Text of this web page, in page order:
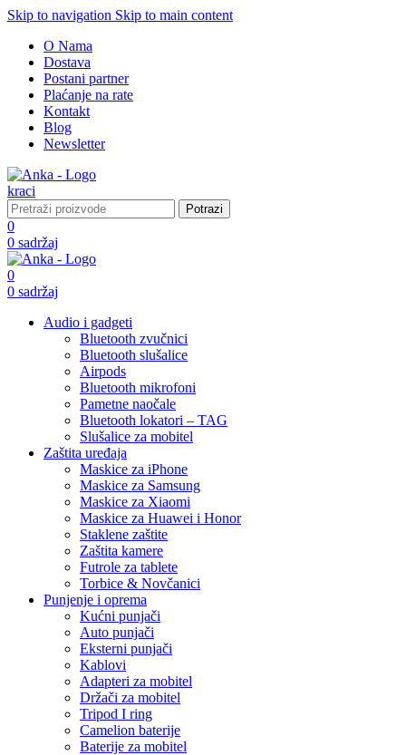
Skip to navigation Skip to main content
O Nama
Dostava
Postani partner
Plaćanje na rate
Kontakt
Blog
Newsletter
Potrazi
0
0 sadržaj
0
0 sadržaj
Audio i gadgeti
Bluetooth zvučnici
Bluetooth slušalice
Airpods
Bluetooth mikrofoni
Pametne naočale
Bluetooth lokatori – TAG
Slušalice za mobitel
Zaštita uređaja
Maskice za iPhone
Maskice za Samsung
Maskice za Xiaomi
Maskice za Huawei i Honor
Staklene zaštite
Zaštita kamere
Futrole za tablete
Torbice & Novčanici
Punjenje i oprema
Kućni punjači
Auto punjači
Eksterni punjači
Kablovi
Adapteri za mobitel
Držači za mobitel
Tripod I ring
Camelion baterije
Baterije za mobitel